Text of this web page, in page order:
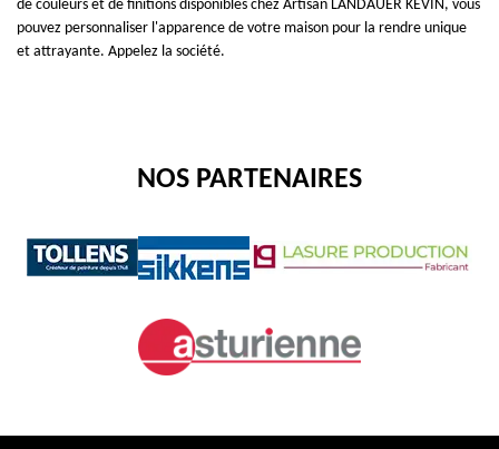
de couleurs et de finitions disponibles chez Artisan LANDAUER KEVIN, vous
pouvez personnaliser l'apparence de votre maison pour la rendre unique
et attrayante. Appelez la société.
NOS PARTENAIRES